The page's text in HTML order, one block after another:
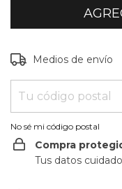
Entregas para el CP:
Medios de envío
No sé mi código postal
Compra
Tus datos